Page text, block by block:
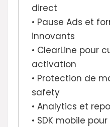
direct
• Pause Ads et
innovants
• ClearLine pour
activation
• Protection de
safety
• Analytics et
• SDK mobile